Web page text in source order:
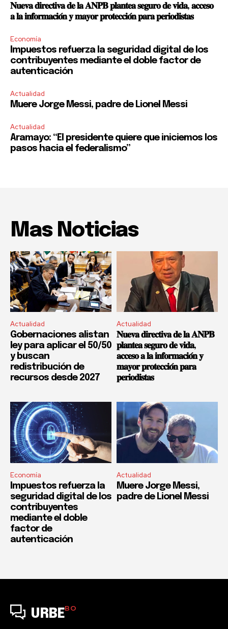
𝐍𝐮𝐞𝐯𝐚 𝐝𝐢𝐫𝐞𝐜𝐭𝐢𝐯𝐚 𝐝𝐞 𝐥𝐚 𝐀𝐍𝐏𝐁 𝐩𝐥𝐚𝐧𝐭𝐞𝐚 𝐬𝐞𝐠𝐮𝐫𝐨 𝐝𝐞 𝐯𝐢𝐝𝐚, 𝐚𝐜𝐜𝐞𝐬𝐨
𝐚 𝐥𝐚 𝐢𝐧𝐟𝐨𝐫𝐦𝐚𝐜𝐢𝐨́𝐧 𝐲 𝐦𝐚𝐲𝐨𝐫 𝐩𝐫𝐨𝐭𝐞𝐜𝐜𝐢𝐨́𝐧 𝐩𝐚𝐫𝐚 𝐩𝐞𝐫𝐢𝐨𝐝𝐢𝐬𝐭𝐚𝐬
Economía
Impuestos refuerza la seguridad digital de los
contribuyentes mediante el doble factor de
autenticación
Actualidad
Muere Jorge Messi, padre de Lionel Messi
Actualidad
Aramayo: “El presidente quiere que iniciemos los
pasos hacia el federalismo”
Mas Noticias
Actualidad
Gobernaciones alistan
ley para aplicar el 50/50
y buscan
redistribución de
recursos desde 2027
Actualidad
𝐍𝐮𝐞𝐯𝐚 𝐝𝐢𝐫𝐞𝐜𝐭𝐢𝐯𝐚 𝐝𝐞 𝐥𝐚 𝐀𝐍𝐏𝐁
𝐩𝐥𝐚𝐧𝐭𝐞𝐚 𝐬𝐞𝐠𝐮𝐫𝐨 𝐝𝐞 𝐯𝐢𝐝𝐚,
𝐚𝐜𝐜𝐞𝐬𝐨 𝐚 𝐥𝐚 𝐢𝐧𝐟𝐨𝐫𝐦𝐚𝐜𝐢𝐨́𝐧 𝐲
𝐦𝐚𝐲𝐨𝐫 𝐩𝐫𝐨𝐭𝐞𝐜𝐜𝐢𝐨́𝐧 𝐩𝐚𝐫𝐚
𝐩𝐞𝐫𝐢𝐨𝐝𝐢𝐬𝐭𝐚𝐬
Economía
Impuestos refuerza la
seguridad digital de los
contribuyentes
mediante el doble
factor de
autenticación
Actualidad
Muere Jorge Messi,
padre de Lionel Messi
URBEBO